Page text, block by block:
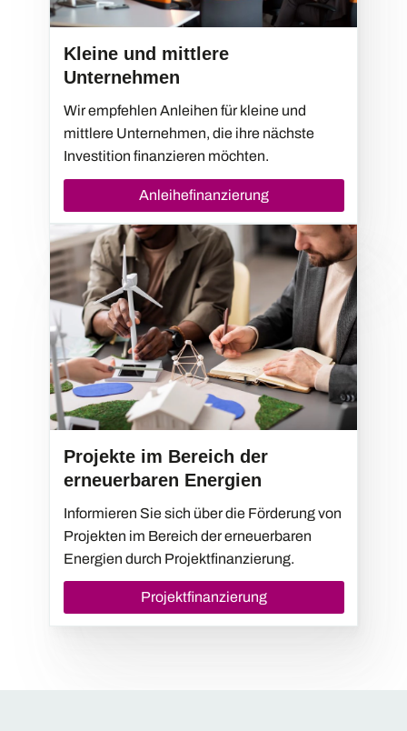
Kleine und mittlere
Unternehmen
Wir empfehlen Anleihen für kleine und
mittlere Unternehmen, die ihre nächste
Investition finanzieren möchten.
Anleihefinanzierung
Projekte im Bereich der
erneuerbaren Energien
Informieren Sie sich über die Förderung von
Projekten im Bereich der erneuerbaren
Energien durch Projektfinanzierung.
Projektfinanzierung